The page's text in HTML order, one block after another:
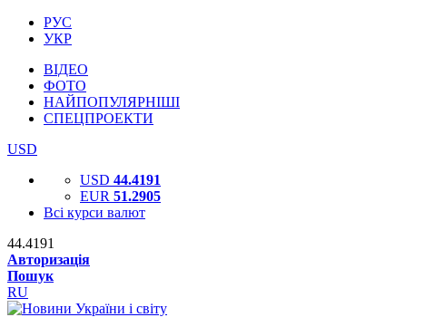
РУС
УКР
ВІДЕО
ФОТО
НАЙПОПУЛЯРНІШІ
СПЕЦПРОЕКТИ
USD
USD 44.4191
EUR 51.2905
Всі курси валют
44.4191
Авторизація
Пошук
RU